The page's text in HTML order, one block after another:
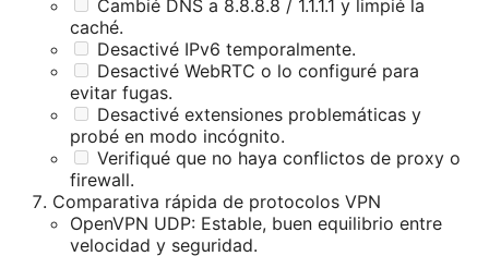
Cambié DNS a 8.8.8.8 / 1.1.1.1 y limpié la
caché.
Desactivé IPv6 temporalmente.
Desactivé WebRTC o lo configuré para
evitar fugas.
Desactivé extensiones problemáticas y
probé en modo incógnito.
Verifiqué que no haya conflictos de proxy o
firewall.
Comparativa rápida de protocolos VPN
OpenVPN UDP: Estable, buen equilibrio entre
velocidad y seguridad.